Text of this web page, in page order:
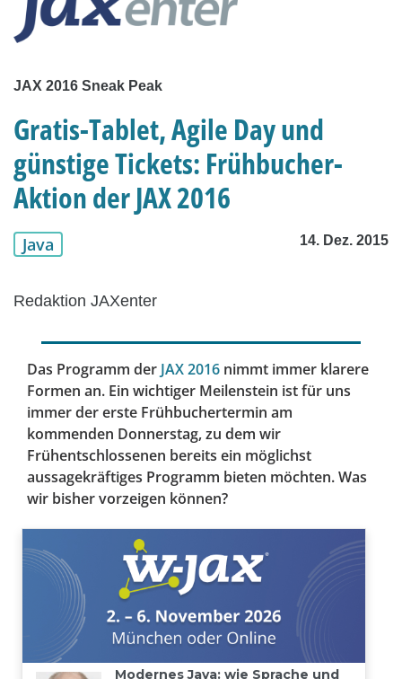
JAX 2016 Sneak Peak
Gratis-Tablet, Agile Day und
günstige Tickets: Frühbucher-
Aktion der JAX 2016
Java 14. Dez. 2015
Redaktion JAXenter
Das Programm der JAX 2016 nimmt immer klarere
Formen an. Ein wichtiger Meilenstein ist für uns
immer der erste Frühbuchertermin am
kommenden Donnerstag, zu dem wir
Frühentschlossenen bereits ein möglichst
aussagekräftiges Programm bieten möchten. Was
wir bisher vorzeigen können?